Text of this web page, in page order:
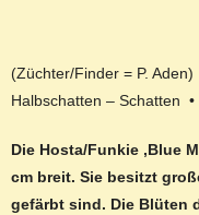
(Züchter/Finder = P.
Halbschatten – Schatten
Die Hosta/Funkie ‚Blue
cm breit. Sie besitzt
gefärbt sind. Die Blüten